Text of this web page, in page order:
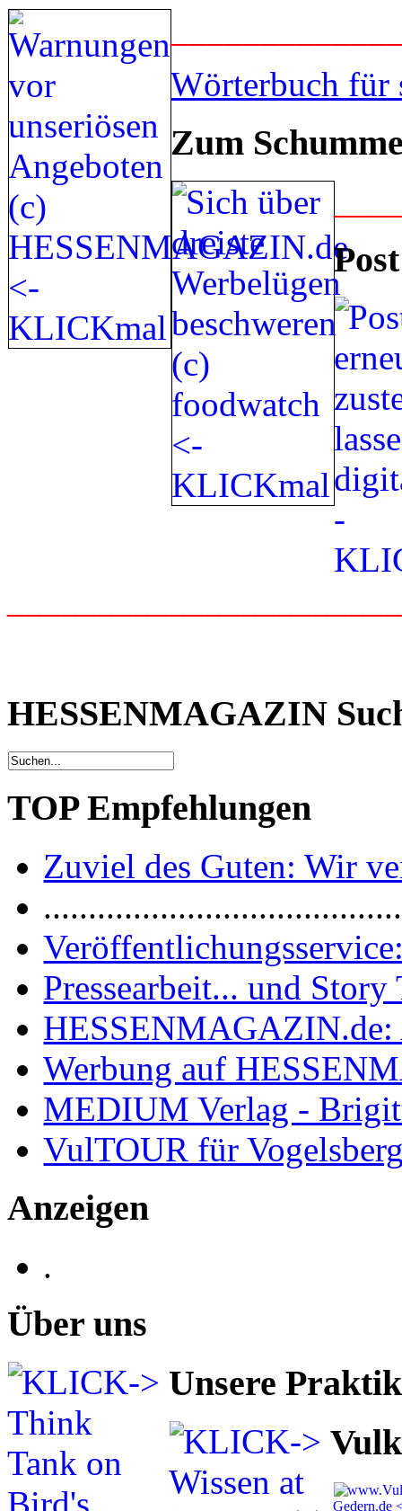
Wörterbuch
Zum
HESSENMAGAZIN
TOP Empfehlungen
Zuviel des Guten: Wir
Pressearbeit... und
HESSENMAGAZIN.de:
Werbung auf
MEDIUM Verlag -
VulTOUR für
Anzeigen
.
Über uns
Unsere